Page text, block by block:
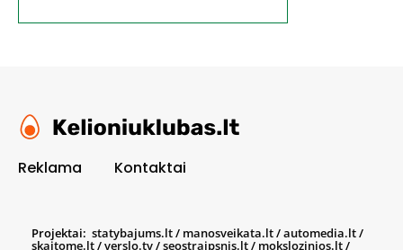
Reklama Kontaktai
Projektai: statybajums.lt/ manosveikata.lt/automedia.lt/
skaitome.lt/verslo.tv/seostraipsnis.lt/ mokslozinios.lt/